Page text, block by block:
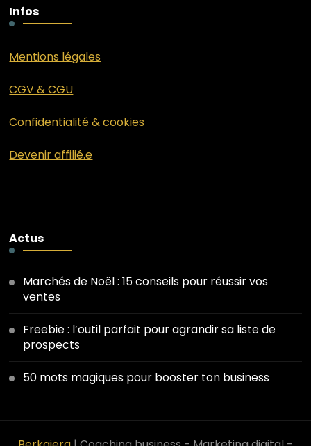
Infos
Mentions légales
CGV & CGU
Confidentialité & cookies
Devenir affilié.e
Actus
Marchés de Noël : 15 conseils pour réussir vos
ventes
Freebie : l’outil parfait pour agrandir sa liste de
prospects
50 mots magiques pour booster ton business